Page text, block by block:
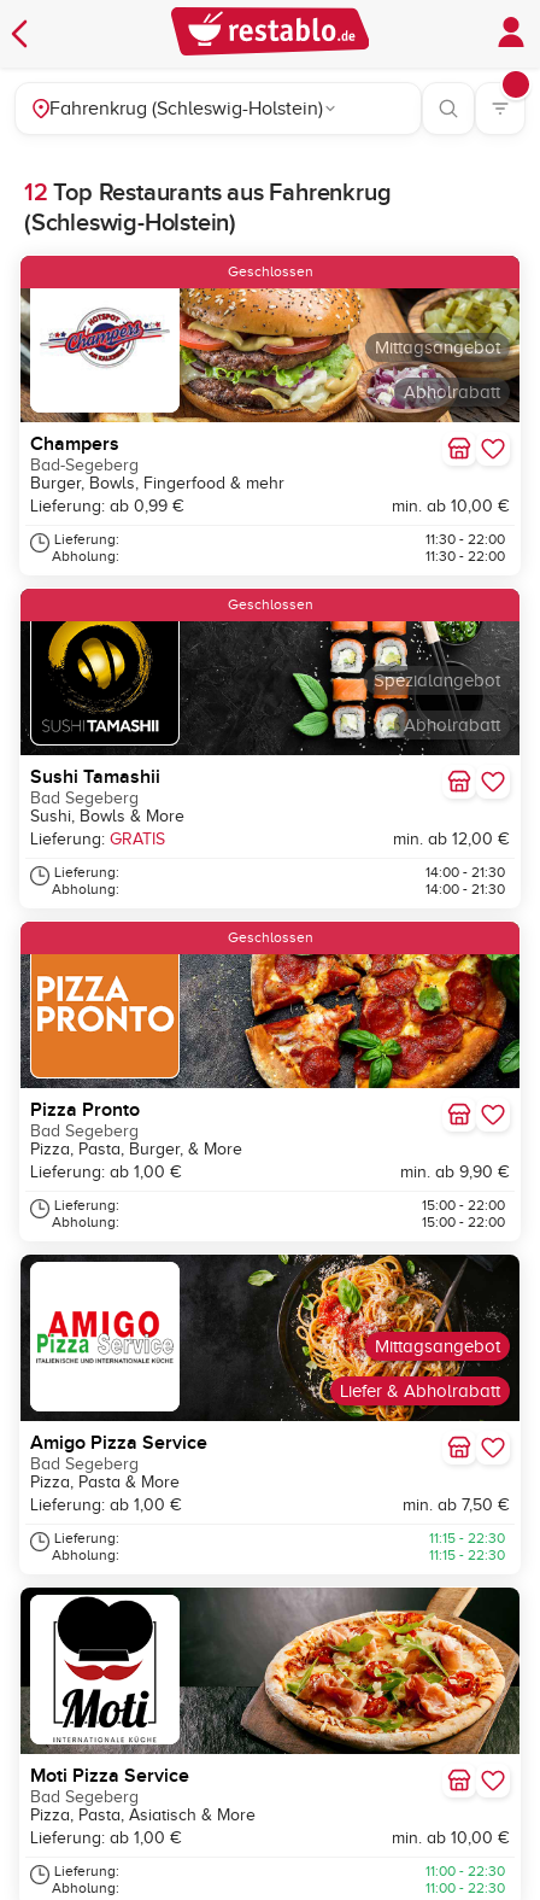
Fahrenkrug (Schleswig-Holstein)
12 Top Restaurants aus Fahrenkrug
(Schleswig-Holstein)
Abholrabatt
Mittagsangebot
Geschlossen
Champers
Bad-Segeberg
Burger, Bowls, Fingerfood & mehr
Lieferung: ab 0,99 €
min. ab 10,00 €
Lieferung:
Abholung:
11:30 - 22:00
11:30 - 22:00
Abholrabatt
Spezialangebot
Geschlossen
Sushi Tamashii
Bad Segeberg
Sushi, Bowls & More
Lieferung: GRATIS min. ab 12,00 €
Lieferung:
Abholung:
14:00 - 21:30
14:00 - 21:30
Geschlossen
Pizza Pronto
Bad Segeberg
Pizza, Pasta, Burger, & More
Lieferung: ab 1,00 €
min. ab 9,90 €
Lieferung:
Abholung:
15:00 - 22:00
15:00 - 22:00
Liefer & Abholrabatt
Mittagsangebot
Amigo Pizza Service
Bad Segeberg
Pizza, Pasta & More
Lieferung: ab 1,00 €
min. ab 7,50 €
Lieferung:
Abholung:
11:15 - 22:30
11:15 - 22:30
Moti Pizza Service
Bad Segeberg
Pizza, Pasta, Asiatisch & More
Lieferung: ab 1,00 €
min. ab 10,00 €
Lieferung:
Abholung:
11:00 - 22:30
11:00 - 22:30